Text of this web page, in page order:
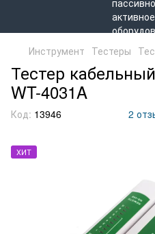
Инструмент Тестеры
Тестер
WT-4031A
Код: 13946 2
ХИТ